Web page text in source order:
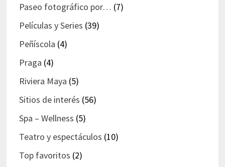
Paseo fotográfico por… (7)
Películas y Series (39)
Peñíscola (4)
Praga (4)
Riviera Maya (5)
Sitios de interés (56)
Spa – Wellness (5)
Teatro y espectáculos (10)
Top favoritos (2)